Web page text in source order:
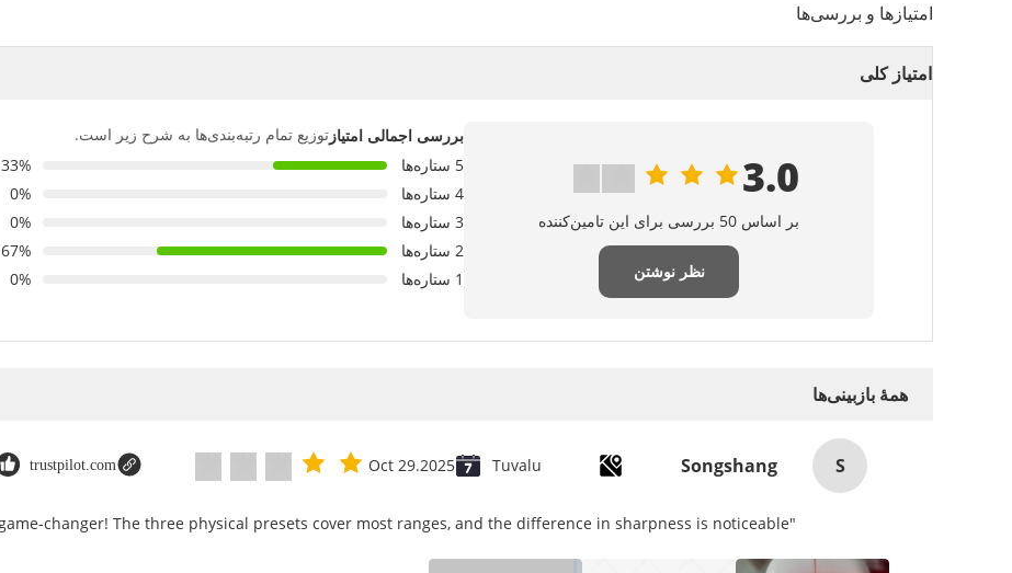
امتیازها و بررسی‌ها
امتیاز کلی
3.0
بر اساس 50 بررسی برای این تامین‌کننده
نظر نوشتن
بررسی اجمالی امتیاز توزیع تمام رتبه‌بندی‌ها به شرح زیر است.
5 ستاره‌ها
33%
4 ستاره‌ها
0%
3 ستاره‌ها
0%
2 ستاره‌ها
67%
1 ستاره‌ها
0%
همهٔ بازبینی‌ها
S
Songshang
Tuvalu
Oct 29.2025
trustpilot.com
"Setting the IPD on my Pico 4 was a game-changer! The three physical presets cover most ranges, and the difference in sharpness is noticeable.